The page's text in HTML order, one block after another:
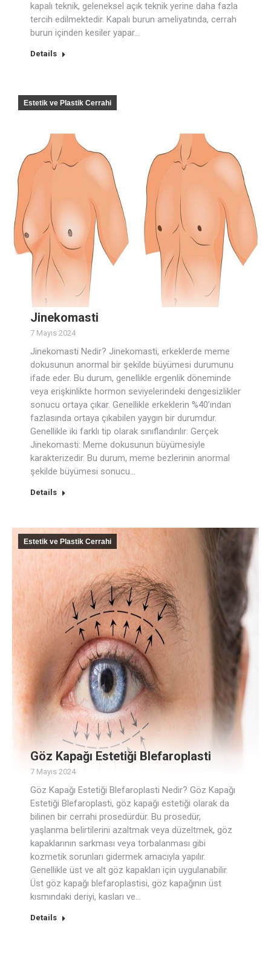
kapalı teknik, geleneksel açık teknik yerine daha fazla
tercih edilmektedir. Kapalı burun ameliyatında, cerrah
burun içinden kesiler yapar…
Details
Estetik ve Plastik Cerrahi
Jinekomasti
7 Mayıs 2024
Jinekomasti Nedir? Jinekomasti, erkeklerde meme
dokusunun anormal bir şekilde büyümesi durumunu
ifade eder. Bu durum, genellikle ergenlik döneminde
veya erişkinlikte hormon seviyelerindeki dengesizlikler
sonucu ortaya çıkar. Genellikle erkeklerin %40’ından
fazlasında ortaya çıkabilen yaygın bir durumdur.
Genellikle iki farklı tip olarak sınıflandırılır: Gerçek
Jinekomasti: Meme dokusunun büyümesiyle
karakterizedir. Bu durum, meme bezlerinin anormal
şekilde büyümesi sonucu…
Details
Estetik ve Plastik Cerrahi
Göz Kapağı Estetiği Blefaroplasti
7 Mayıs 2024
Göz Kapağı Estetiği Blefaroplasti Nedir? Göz Kapağı
Estetiği Blefaroplasti, göz kapağı estetiği olarak da
bilinen bir cerrahi prosedürdür. Bu prosedür,
yaşlanma belirtilerini azaltmak veya düzeltmek, göz
kapaklarının sarkması veya torbalanması gibi
kozmetik sorunları gidermek amacıyla yapılır.
Genellikle üst ve alt göz kapakları için uygulanabilir.
Üst göz kapağı blefaroplastisi, göz kapağının üst
kısmındaki deriyi, kasları ve…
Details